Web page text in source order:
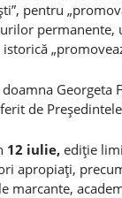
pentru
Georgeta
de
12 iulie, ediţie
apropiaţi,
marcante,